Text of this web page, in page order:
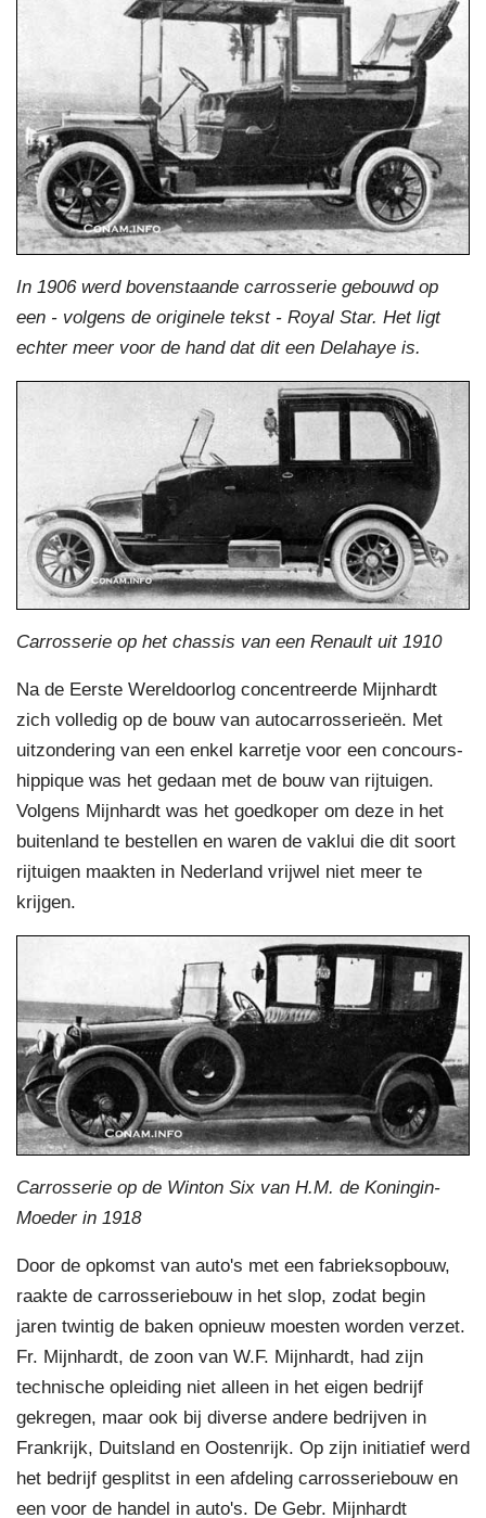
In 1906 werd bovenstaande carrosserie gebouwd op
een - volgens de originele tekst - Royal Star. Het ligt
echter meer voor de hand dat dit een Delahaye is.
Carrosserie op het chassis van een Renault uit 1910
Na de Eerste Wereldoorlog concentreerde Mijnhardt
zich volledig op de bouw van autocarrosserieën. Met
uitzondering van een enkel karretje voor een concours-
hippique was het gedaan met de bouw van rijtuigen.
Volgens Mijnhardt was het goedkoper om deze in het
buitenland te bestellen en waren de vaklui die dit soort
rijtuigen maakten in Nederland vrijwel niet meer te
krijgen.
Carrosserie op de Winton Six van H.M. de Koningin-
Moeder in 1918
Door de opkomst van auto's met een fabrieksopbouw,
raakte de carrosseriebouw in het slop, zodat begin
jaren twintig de baken opnieuw moesten worden verzet.
Fr. Mijnhardt, de zoon van W.F. Mijnhardt, had zijn
technische opleiding niet alleen in het eigen bedrijf
gekregen, maar ook bij diverse andere bedrijven in
Frankrijk, Duitsland en Oostenrijk. Op zijn initiatief werd
het bedrijf gesplitst in een afdeling carrosseriebouw en
een voor de handel in auto's. De Gebr. Mijnhardt